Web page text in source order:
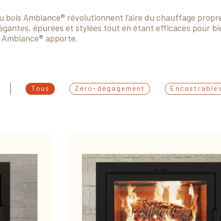
bois Ambiance® révolutionnent l’aire du chauffage
épurées et stylées tout en étant efficaces pour
apporte.
Tous Zéro-dégagement Encastrables